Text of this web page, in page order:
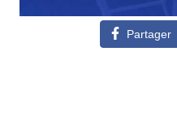
Partager